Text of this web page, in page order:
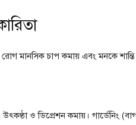
মানসিক চাপ কমায় এবং মনকে শান্তি
ও ডিপ্রেশন কমায়। গার্ডেনিং